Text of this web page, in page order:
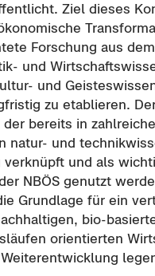
Ziel die­ses
For­schung aus
und
und
zu eta­blie­ren.
be­reits in
natur-​ und
ver­knüpft und als
NBÖS ge­nutzt
Grund­la­ge für ein
bio-​
ori­en­tier­ten